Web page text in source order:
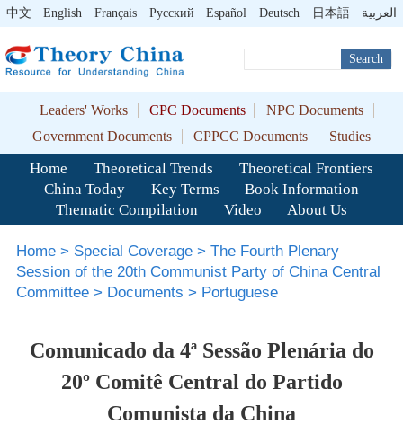
中文 English Français Pусский Español Deutsch 日本語 العربية
Search
Leaders' Works CPC Documents
NPC Documents
Government Documents
CPPCC Documents Studies
Home Theoretical Trends
Theoretical Frontiers
China Today
Key Terms
Book Information
Thematic Compilation
Video About Us
Home> Special Coverage> The Fourth Plenary
Session of the 20th Communist Party of China Central
Committee> Documents > Portuguese
Comunicado da 4ª Sessão Plenária do
20º Comitê Central do Partido
Comunista da China